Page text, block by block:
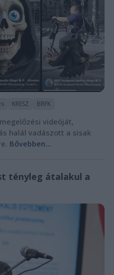
KRESZ BRFK
videóját,
halál vadászott a sisak
Bővebben...
tényleg átalakul a